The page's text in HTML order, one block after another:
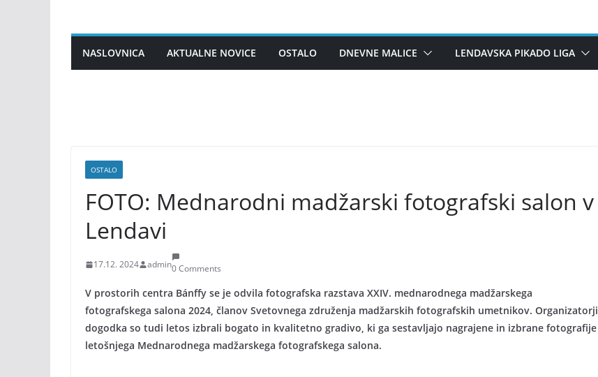
contentNASLOVNICA AKTUALNE NOVICE OSTALO DNEVNE MALICE LENDAVSKA PIKADO LIGA
OSTALO
FOTO: Mednarodni madžarski fotografski salon v
Lendavi
17.12. 2024 admin0 Comments
V prostorih centra Bánffy se je odvila fotografska razstava XXIV. mednarodnega madžarskega
fotografskega salona 2024, članov Svetovnega združenja madžarskih fotografskih umetnikov. Organizatorji
dogodka so tudi letos izbrali bogato in kvalitetno gradivo, ki ga sestavljajo nagrajene in izbrane fotografije
letošnjega Mednarodnega madžarskega fotografskega salona.